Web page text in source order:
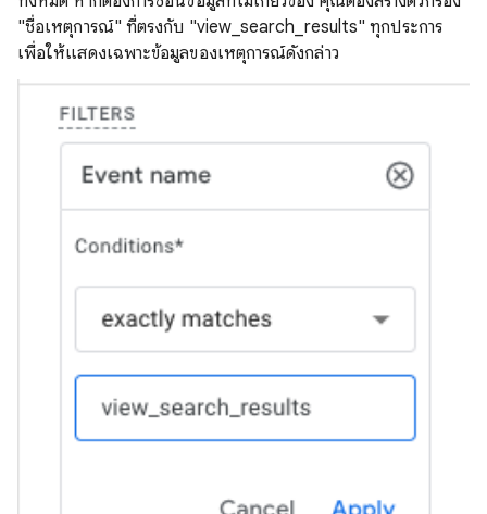
"ชื่อเหตุการณ์" ที่ตรงกับ "view_search_results" ทุกประการ
เพื่อให้แสดงเฉพาะข้อมูลของเหตุการณ์ดังกล่าว